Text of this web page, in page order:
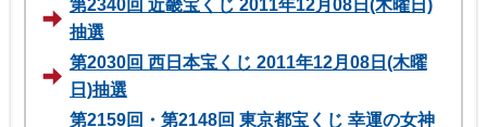
第2340回 近畿宝くじ 2011年12月08日(木曜日)
抽選
第2030回 西日本宝くじ 2011年12月08日(木曜
日)抽選
第2159回・第2148回 東京都宝くじ 幸運の女神